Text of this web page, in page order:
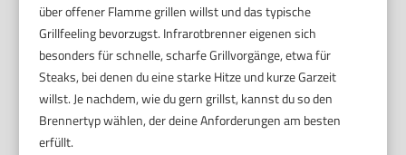
über offener Flamme grillen willst und das typische
Grillfeeling bevorzugst. Infrarotbrenner eigenen sich
besonders für schnelle, scharfe Grillvorgänge, etwa für
Steaks, bei denen du eine starke Hitze und kurze Garzeit
willst. Je nachdem, wie du gern grillst, kannst du so den
Brennertyp wählen, der deine Anforderungen am besten
erfüllt.